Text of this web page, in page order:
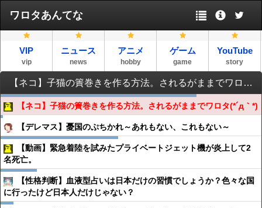
ワロタあんてな
VIP
vip
ニュース
news
アニメ
hobby
ゲーム
game
YouTube
story
【ネコ】子猫の簀巻きを作る方法。されるがままでワロタ(*´д｀*)
【ネコ】子猫の簀巻きを作る方法。されるがままでワロタ(*´д｀*)
【デレマス】憂国のぷちかれ～あれもない、これもない～
【動画】緊急着陸を試みたプライベートジェット機が炎上して2
名死亡。
【性格判断】血液型占いは日本だけの習慣でしょうか？色々な国
に行ったけど日本人だけじゃない？